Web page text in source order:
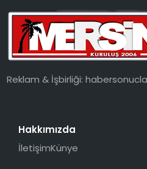
Reklam & İşbirliği:
Hakkımızda
İletişimKünye